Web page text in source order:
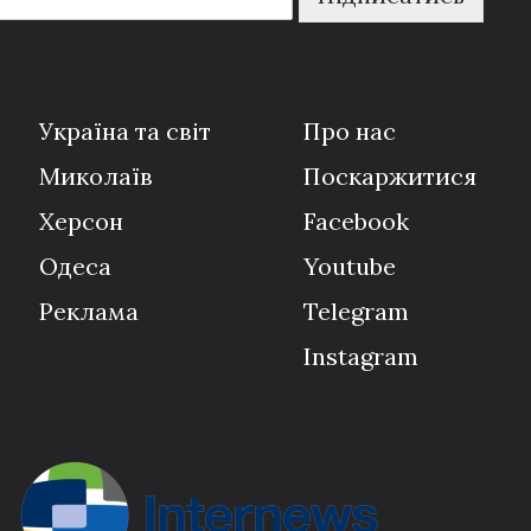
Україна та світ
Миколаїв
Херсон
Одеса
Реклама
Про нас
Поскаржитися
Facebook
Youtube
Telegram
Instagram